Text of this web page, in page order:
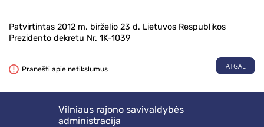
Patvirtintas 2012 m. birželio 23 d. Lietuvos Respublikos
Prezidento dekretu Nr. 1K-1039
Pranešti apie netikslumus ATGAL
Vilniaus rajono savivaldybės
administracija